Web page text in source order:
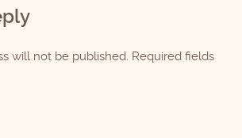
will not be published. Required fields